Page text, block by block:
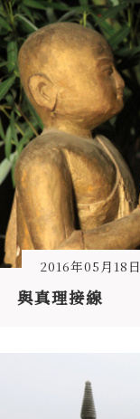
2016年05月18日
與真理接線